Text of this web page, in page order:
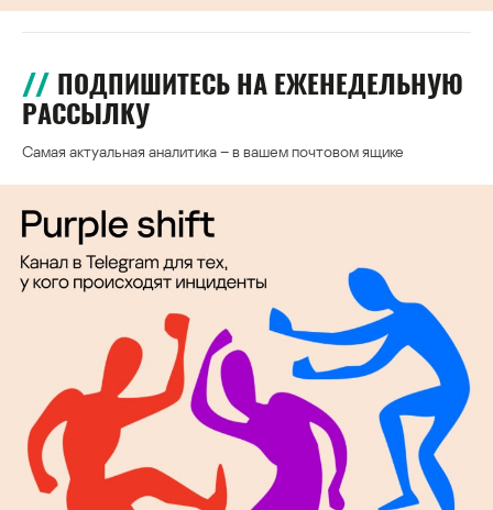
ПОДПИШИТЕСЬ НА ЕЖЕНЕДЕЛЬНУЮ
РАССЫЛКУ
Самая актуальная аналитика – в вашем почтовом ящике